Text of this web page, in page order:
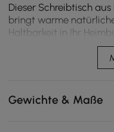
Dieser Schreibtisch
bringt warme
Haltbarkeit in Ihr
Raum und kombiniert
zeitlosem Stil für
Eschenholz gefertigt
stabile
Gewichte & Maße